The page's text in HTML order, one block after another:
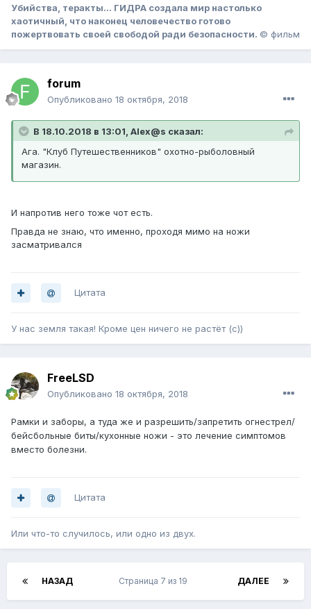
Убийства, теракты… ГИДРА создала мир настолько
хаотичный, что наконец человечество готово
пожертвовать своей свободой ради безопасности. © фильм
forum
Опубликовано 18 октября, 2018
В 18.10.2018 в 13:01, Alex@s сказал:
Ага. "Клуб Путешественников" охотно-рыболовный
магазин.
И напротив него тоже чот есть.
Правда не знаю, что именно, проходя мимо на ножи
засматривался
Цитата
У нас земля такая! Кроме цен ничего не растёт (с))
FreeLSD
Опубликовано 18 октября, 2018
Рамки и заборы, а туда же и разрешить/запретить огнестрел/
бейсбольные биты/кухонные ножи - это лечение симптомов
вместо болезни.
Цитата
Или что-то случилось, или одно из двух.
НАЗАД ДАЛЕЕ
Страница 7 из 19